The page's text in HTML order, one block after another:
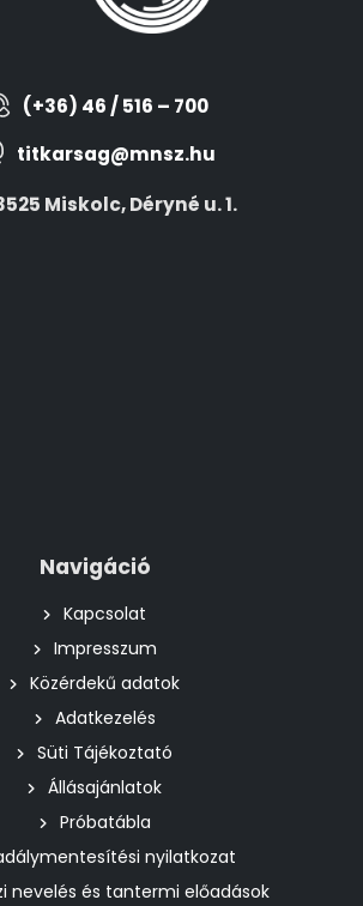
(+36) 46 / 516 – 700
titkarsag@mnsz.hu
Miskolc, Déryné u. 1.
Navigáció
Kapcsolat
Impresszum
Közérdekű adatok
Adatkezelés
Süti Tájékoztató
Állásajánlatok
Próbatábla
nyilatkozat
nevelés és tantermi előadások